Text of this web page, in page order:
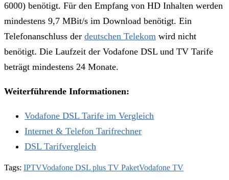
6000) benötigt. Für den Empfang von HD Inhalten werden
mindestens 9,7 MBit/s im Download benötigt. Ein
Telefonanschluss der deutschen Telekom wird nicht
benötigt. Die Laufzeit der Vodafone DSL und TV Tarife
beträgt mindestens 24 Monate.
Weiterführende Informationen:
Vodafone DSL Tarife im Vergleich
Internet & Telefon Tarifrechner
DSL Tarifvergleich
Tags: IPTVVodafone DSL plus TV PaketVodafone TV